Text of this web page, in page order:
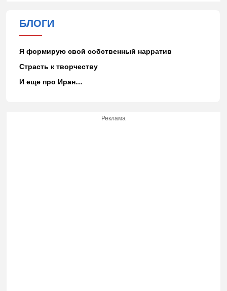
БЛОГИ
Я формирую свой собственный нарратив
Страсть к творчеству
И еще про Иран…
Реклама